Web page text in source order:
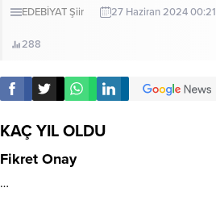
EDEBİYATŞiir 27 Haziran 2024 00:21
288
KAÇ YIL OLDU
Fikret Onay
…